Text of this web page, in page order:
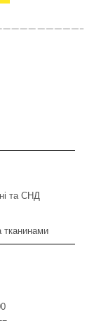
та СНД
тканинами